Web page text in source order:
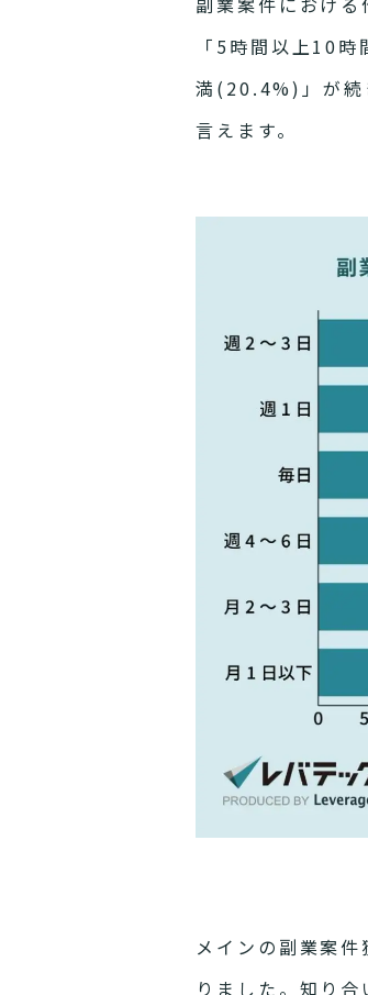
「5時間以上10
満(20.4%)」が続
言えます。
メインの副業案
りました。知り